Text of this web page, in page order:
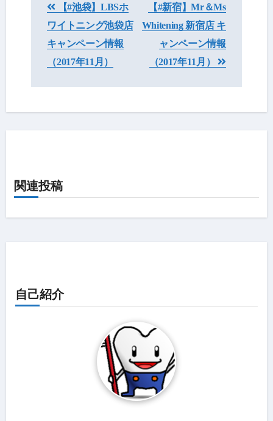
稿
ナ
ビ
ゲ
ー
ン
【#池袋】LBSホ
ワイトニング池袋店
キャンペーン情報
（2017年11月）
【#新宿】Mr＆Ms
Whitening 新宿店 キ
ャンペーン情報
（2017年11月）
関連投稿
自己紹介